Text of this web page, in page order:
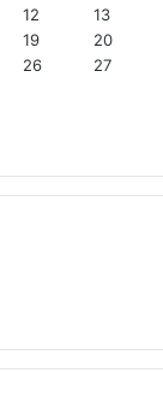
12 13
19 20
26 27